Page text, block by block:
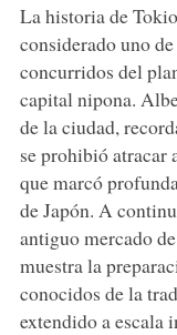
La historia de
considerado uno
concurridos del
capital nipona.
de la ciudad,
se prohibió atracar
que marcó
de Japón. A
antiguo mercado
muestra la
conocidos de la
extendido a escala